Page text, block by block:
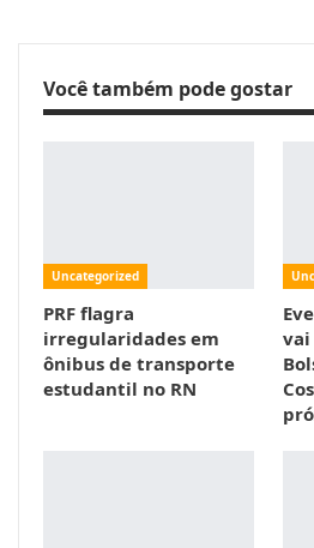
Você também pode gostar
Uncategorized
PRF flagra
irregularidades em
ônibus de transporte
estudantil no RN